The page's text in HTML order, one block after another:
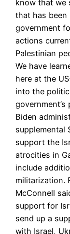
know that we
that has been
government
actions
Palestinian
We have
here at the
into the
Biden
supplemental
support the
atrocities in
include
militarization.
McConnell
support for
send up a
with Israel,